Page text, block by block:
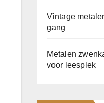
Vintage
gang
Metalen
voor leesplek